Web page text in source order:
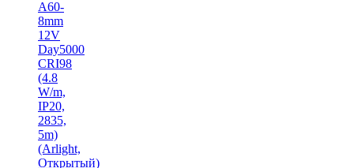
A60-
8mm
12V
Day5000
CRI98
(4.8
W/m,
IP20,
2835,
5m)
(Arlight,
Открытый)